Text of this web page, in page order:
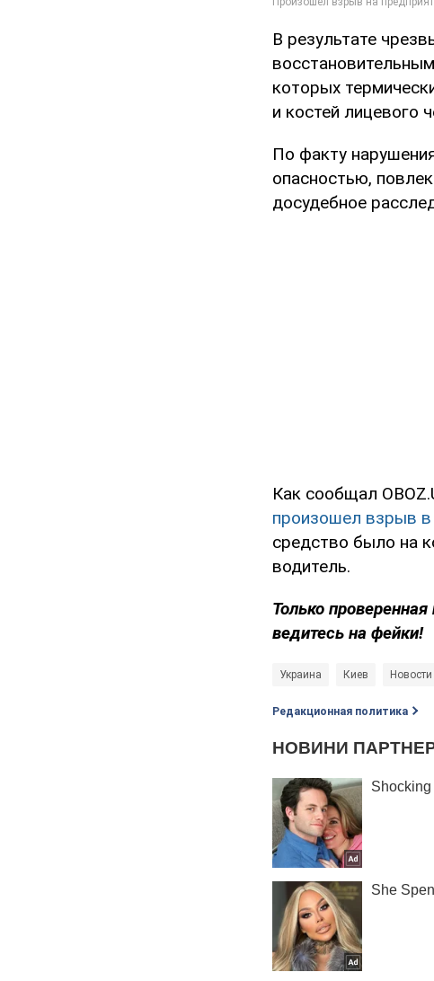
В результате
которых
и костей лицевого
По факту
опасностью,
досудебное
Как сообщал
произошел взрыв
средство было на
водитель.
Только
ведитесь на фейки!
Украина Киев
Редакционная политика